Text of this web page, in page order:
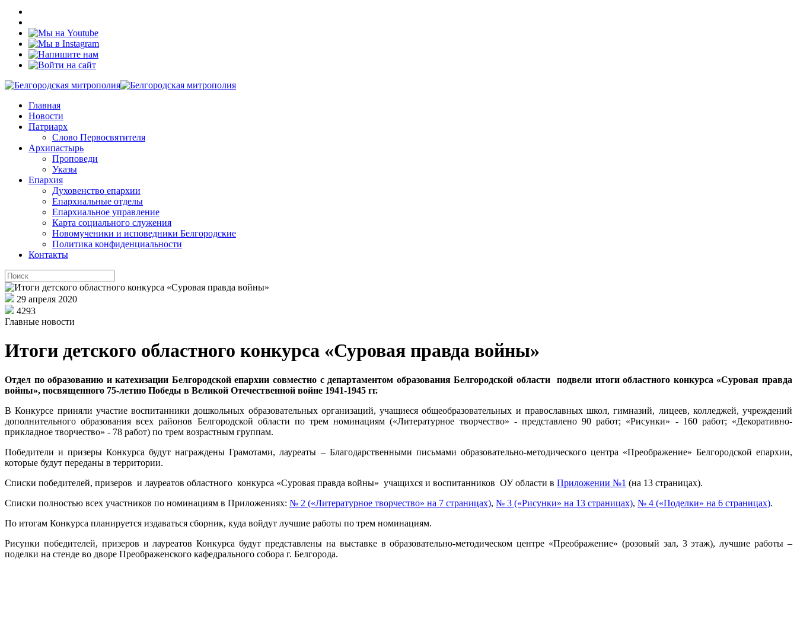
Главная
Новости
Патриарх
Слово Первосвятителя
Архипастырь
Проповеди
Указы
Епархия
Духовенство епархии
Епархиальные отделы
Епархиальное управление
Карта социального служения
Новомученики и исповедники Белгородские
Политика конфиденциальности
Контакты
29 апреля 2020
4293
Главные новости
Итоги детского областного конкурса «Суровая правда войны»
Отдел по образованию и катехизации Белгородской епархии совместно с департаментом образования Белгородской области подвели итоги областного конкурса «Суровая правда
войны», посвященного 75-летию Победы в Великой Отечественной войне 1941-1945 гг.
В Конкурсе приняли участие воспитанники дошкольных образовательных организаций, учащиеся общеобразовательных и православных школ, гимназий, лицеев, колледжей, учреждений
дополнительного образования всех районов Белгородской области по трем номинациям («Литературное творчество» - представлено 90 работ; «Рисунки» - 160 работ; «Декоративно-
прикладное творчество» - 78 работ) по трем возрастным группам.
Победители и призеры Конкурса будут награждены Грамотами, лауреаты – Благодарственными письмами образовательно-методического центра «Преображение» Белгородской епархии,
которые будут переданы в территории.
Списки победителей, призеров и лауреатов областного конкурса «Суровая правда войны» учащихся и воспитанников ОУ области в Приложении №1 (на 13 страницах).
Списки полностью всех участников по номинациям в Приложениях: № 2 («Литературное творчество» на 7 страницах), № 3 («Рисунки» на 13 страницах), № 4 («Поделки» на 6 страницах).
По итогам Конкурса планируется издаваться сборник, куда войдут лучшие работы по трем номинациям.
Рисунки победителей, призеров и лауреатов Конкурса будут представлены на выставке в образовательно-методическом центре «Преображение» (розовый зал, 3 этаж), лучшие работы –
поделки на стенде во дворе Преображенского кафедрального собора г. Белгорода.